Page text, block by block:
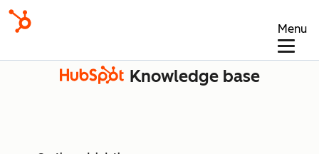
Menu
Knowledge base